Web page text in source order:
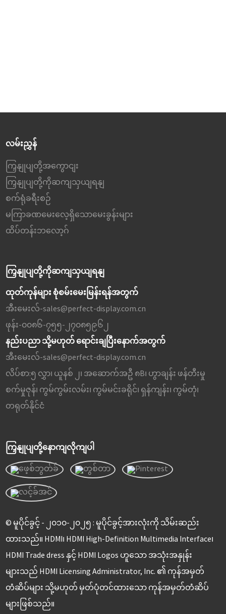
လမ်းညွှန်
ကြှနျုပျတို့အကွောငျး
ကြှနျုပျတို့ကိုဆကျသှယျရနျ
စက်ရုံခရီးစဉ်
မကြာခဏမေးလေ့ရှိသောမေးခွန်းများ
ထိပ်တန်းဘလော့ဂ်
ကြှနျုပျတို့ကိုဆကျသှယျရနျ
ထုတ်ကုန်များ စုံစမ်းမေးမြန်းရန်အတွက်
အီးမေးလ်-sales@perfect-display.com.cn
ဖုန်း-၀၀၈၆-၇၅၅-၂၇၀၈၅၉၆၂
နည်းပညာ သို့မဟုတ် ရောင်းချပြီးနောက်အတွက်
အီးမေးလ်-sales@perfect-display.com.cn
လိပ်စာ:၅ လွှာ၊ ယူနစ် ၂၊ အဆောက်အဦ ၈B၊ ဟွာချန်း ဖန်တီးမှု
စက်မှုဇုန်၊ ကွမ်ကွမ်းလမ်း၊ ကွမ်မင်းခရိုင်၊ ရှန်ကျန်း၊ ကွမ်တုံ၊
တရုတ်နိုင်ငံ
ကြှနျုပျတို့နောကျလိုကျပါ
© မူပိုင်ခွင့် - ၂၀၁၀-၂၀၂၅ : မူပိုင်ခွင့်အားလုံးကို သိမ်းဆည်း
ထားသည်။ HDMI၊ HDMI High-Definition Multimedia Interface၊
HDMI Trade dress နှင့် HDMI Logos ဟူသော အသုံးအနှုန်း
များသည် HDMI Licensing Administrator, Inc. ၏ ကုန်အမှတ်
တံဆိပ်များ သို့မဟုတ် မှတ်ပုံတင်ထားသော ကုန်အမှတ်တံဆိပ်
များဖြစ်သည်။